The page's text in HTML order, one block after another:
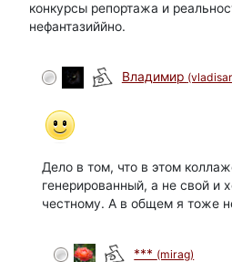
конкурсы репортажа и
нефантазиййно.
Владимир
Дело в том, что в этом
генерированный, а не свой и
честному. А в общем я тоже
*** (mirag)